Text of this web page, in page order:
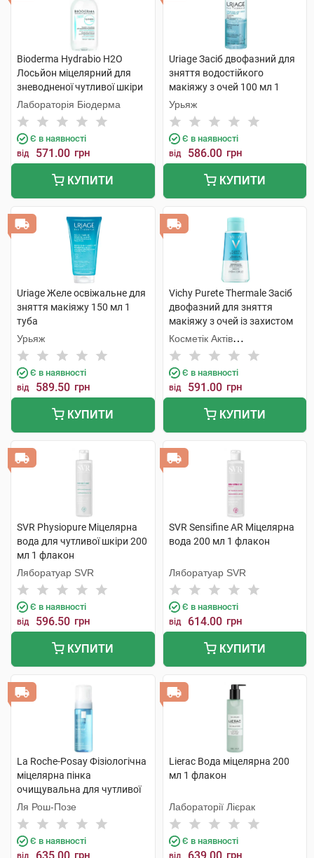
Bioderma Hydrabio H2O
Лосьйон міцелярний для
зневодненої чутливої шкіри
250 мл 1 флакон
Лабораторія Біодерма
Є в наявності
від 571.00 грн
КУПИТИ
Uriage Засіб двофазний для
зняття водостійкого
макіяжу з очей 100 мл 1
флакон
Урьяж
Є в наявності
від 586.00 грн
КУПИТИ
Uriage Желе освіжальне для
зняття макіяжу 150 мл 1
туба
Урьяж
Є в наявності
від 589.50 грн
КУПИТИ
Vichy Purete Thermale Засіб
двофазний для зняття
макіяжу з очей із захистом
від випадіння вій 100 мл 1
флакон
Косметік Актів
Інтернаціональ
Є в наявності
від 591.00 грн
КУПИТИ
SVR Physiopure Міцелярна
вода для чутливої шкіри 200
мл 1 флакон
Ляборатуар SVR
Є в наявності
від 596.50 грн
КУПИТИ
SVR Sensifine AR Міцелярна
вода 200 мл 1 флакон
Ляборатуар SVR
Є в наявності
від 614.00 грн
КУПИТИ
La Roche-Posay Фізіологічна
міцелярна пінка
очищувальна для чутливої
шкіри 150 мл 1 флакон
Ля Рош-Позе
Є в наявності
від грн
Lierac Вода міцелярна 200
мл 1 флакон
Лабораторії Лієрак
Є в наявності
від грн